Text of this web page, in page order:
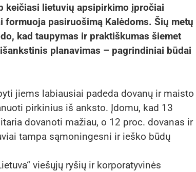
keičiasi lietuvių apsipirkimo įpročiai
pasiruošimą Kalėdoms. Šių metų
kad taupymas ir praktiškumas šiemet
planavimas – pagrindiniai būdai
jiems labiausiai padeda dovanų ir maisto
pirkinius iš anksto. Įdomu, kad 13
dovanoti mažiau, o 12 proc. dovanas ir
tampa sąmoningesni ir ieško būdų
viešųjų ryšių ir korporatyvinės